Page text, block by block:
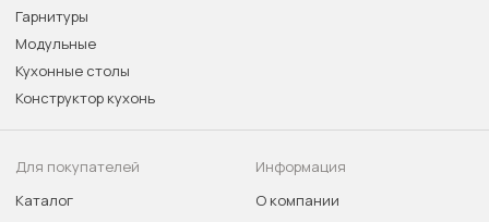
Гарнитуры
Модульные
Кухонные столы
Конструктор кухонь
Для покупателей
Каталог
Информация
О компании